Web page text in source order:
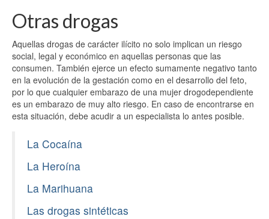
Otras drogas
Aquellas drogas de carácter ilícito no solo implican un riesgo
social, legal y económico en aquellas personas que las
consumen. También ejerce un efecto sumamente negativo tanto
en la evolución de la gestación como en el desarrollo del feto,
por lo que cualquier embarazo de una mujer drogodependiente
es un embarazo de muy alto riesgo. En caso de encontrarse en
esta situación, debe acudir a un especialista lo antes posible.
La Cocaína
La Heroína
La Marihuana
Las drogas sintéticas